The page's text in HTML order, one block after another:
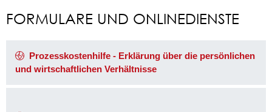
FORMULARE UND ONLINEDIENSTE
Prozesskostenhilfe - Erklärung über die persönlichen
und wirtschaftlichen Verhältnisse